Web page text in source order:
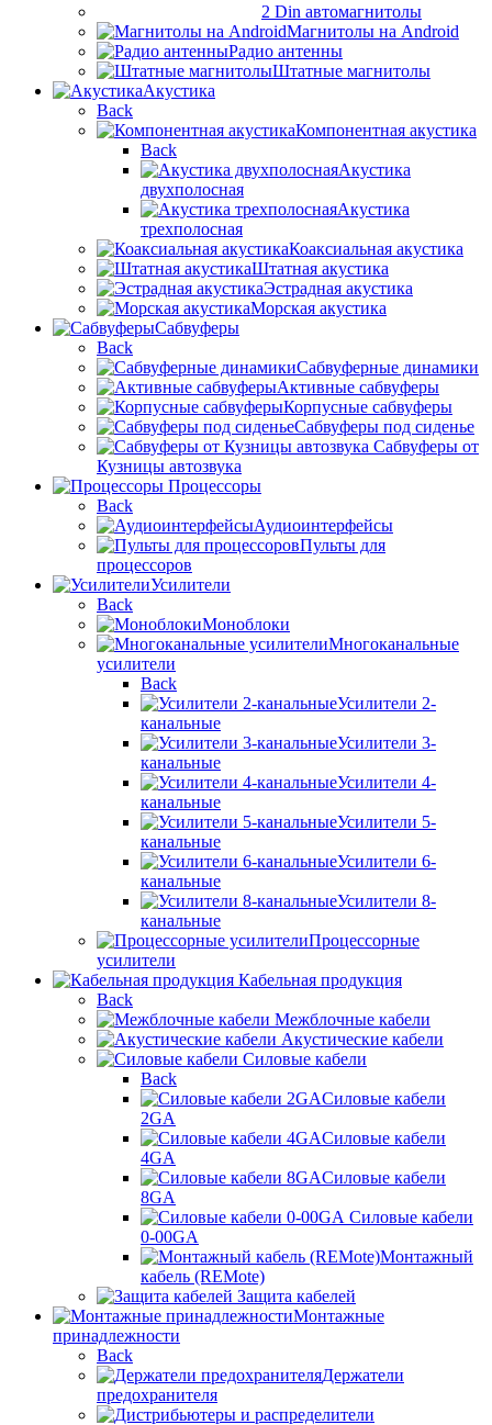
2 Din автомагнитолы
Магнитолы на Android
Радио антенны
Штатные магнитолы
Акустика
Back
Компонентная акустика
Back
Акустика
двухполосная
Акустика
трехполосная
Коаксиальная акустика
Штатная акустика
Эстрадная акустика
Морская акустика
Сабвуферы
Back
Сабвуферные динамики
Активные сабвуферы
Корпусные сабвуферы
Сабвуферы под сиденье
Сабвуферы от
Кузницы автозвука
Процессоры
Back
Аудиоинтерфейсы
Пульты для
процессоров
Усилители
Back
Моноблоки
Многоканальные
усилители
Back
Усилители 2-
канальные
Усилители 3-
канальные
Усилители 4-
канальные
Усилители 5-
канальные
Усилители 6-
канальные
Усилители 8-
канальные
Процессорные
усилители
Кабельная продукция
Back
Межблочные кабели
Акустические кабели
Силовые кабели
Back
Силовые кабели
2GA
Силовые кабели
4GA
Силовые кабели
8GA
Силовые кабели
0-00GA
Монтажный
кабель (REMote)
Защита кабелей
Монтажные
принадлежности
Back
Держатели
предохранителя